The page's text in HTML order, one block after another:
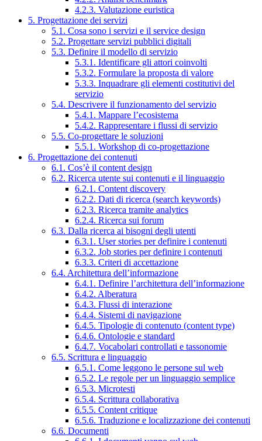
4.2.3. Valutazione euristica
5. Progettazione dei servizi
5.1. Cosa sono i servizi e il service design
5.2. Progettare servizi pubblici digitali
5.3. Definire il modello di servizio
5.3.1. Identificare gli attori coinvolti
5.3.2. Formulare la proposta di valore
5.3.3. Inquadrare gli elementi costitutivi del
servizio
5.4. Descrivere il funzionamento del servizio
5.4.1. Mappare l’ecosistema
5.4.2. Rappresentare i flussi di servizio
5.5. Co-progettare le soluzioni
5.5.1. Workshop di co-progettazione
6. Progettazione dei contenuti
6.1. Cos’è il content design
6.2. Ricerca utente sui contenuti e il linguaggio
6.2.1. Content discovery
6.2.2. Dati di ricerca (search keywords)
6.2.3. Ricerca tramite analytics
6.2.4. Ricerca sui forum
6.3. Dalla ricerca ai bisogni degli utenti
6.3.1. User stories per definire i contenuti
6.3.2. Job stories per definire i contenuti
6.3.3. Criteri di accettazione
6.4. Architettura dell’informazione
6.4.1. Definire l’architettura dell’informazione
6.4.2. Alberatura
6.4.3. Flussi di interazione
6.4.4. Sistemi di navigazione
6.4.5. Tipologie di contenuto (content type)
6.4.6. Ontologie e standard
6.4.7. Vocabolari controllati e tassonomie
6.5. Scrittura e linguaggio
6.5.1. Come leggono le persone sul web
6.5.2. Le regole per un linguaggio semplice
6.5.3. Microtesti
6.5.4. Scrittura collaborativa
6.5.5. Content critique
6.5.6. Traduzione e localizzazione dei contenuti
6.6. Documenti